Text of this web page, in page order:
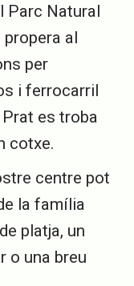
Parc Natural
al
per
i ferrocarril
es troba
cotxe.
centre pot
la família
platja, un
o una breu